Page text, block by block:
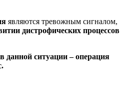
являются тревожным сигналом,
дистрофических процессов
данной ситуации – операция